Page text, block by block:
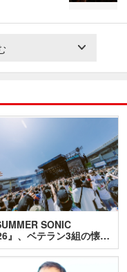
SONIC
』、ベテラン3組の懐…